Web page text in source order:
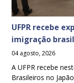
UFPR recebe
imigração
04 agosto, 2026
A UFPR recebe
Brasileiros no